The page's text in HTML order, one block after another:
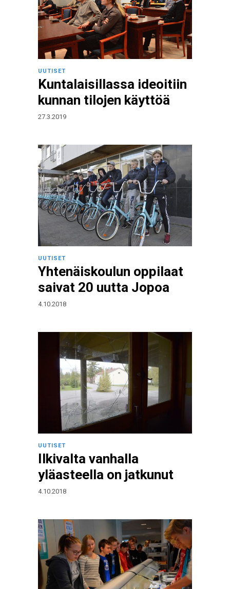
UUTISET
Kuntalaisillassa ideoitiin
kunnan tilojen käyttöä
27.3.2019
UUTISET
Yhtenäiskoulun oppilaat
saivat 20 uutta Jopoa
4.10.2018
UUTISET
Ilkivalta vanhalla
yläasteella on jatkunut
4.10.2018